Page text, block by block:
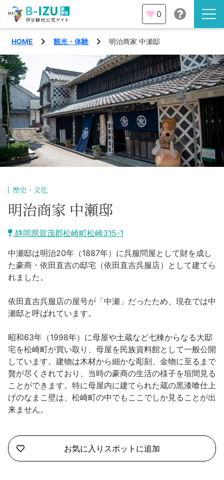
伊豆半島を知る
伊豆のみどころ
みる
あそぶ
あじわう
観光・体験
イベント
エリア
熱海市
沼津市
三島市
南伊豆町
函南町
伊東市
伊豆の国市
松崎町
伊豆市
特集
旅の計画
モデルコース
宿泊・予約
AIルートプランナー
アクセス
日本語
伊豆ワーケーション
0
HOME 観光・体験 明治商家 中瀬邸
歴史・文化
明治商家 中瀬邸
静岡県賀茂郡松崎町松崎315-1
中瀬邸は明治20年（1887年）に呉服問屋として財を成し
た豪商・依田直吉の邸宅（依田直吉呉服店）として建てら
れました。
依田直吉呉服店の屋号が「中瀬」だったため、現在では中
瀬邸と呼ばれています。
昭和63年（1998年）に母屋や土蔵など七棟からなる大邸
宅を松崎町が買い取り、母屋を民族資料館として一般公開
しています。建物は木材から細かな彫刻、金物に至るまで
贅が尽くされており、当時の豪商の生活の様子を垣間見る
ことができます。特に母屋内に建てられた蔵の黒漆喰仕上
げのなまこ壁は、松崎町の中でもここでしか見ることが出
来ません。
お気に入りスポットに追加